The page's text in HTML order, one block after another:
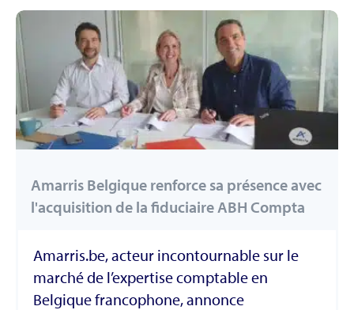
Amarris Belgique renforce sa présence avec
l'acquisition de la fiduciaire ABH Compta
Amarris.be, acteur incontournable sur le
marché de l’expertise comptable en
Belgique francophone, annonce